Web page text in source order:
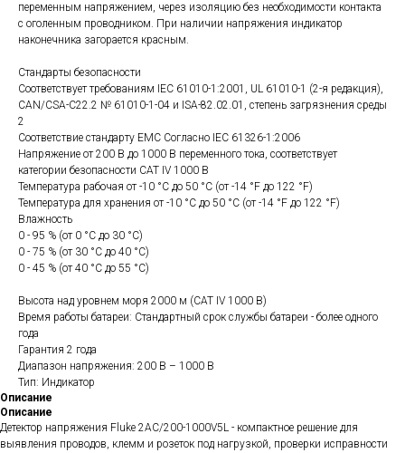
переменным напряжением, через изоляцию без необходимости контакта
с оголенным проводником. При наличии напряжения индикатор
наконечника загорается красным.
Стандарты безопасности
Соответствует требованиям IEC 61010-1:2001, UL 61010-1 (2-я редакция),
CAN/CSA-C22.2 № 61010-1-04 и ISA-82.02.01, степень загрязнения среды
2
Соответствие стандарту EMC Согласно IEC 61326-1:2006
Напряжение от 200 В до 1000 В переменного тока, соответствует
категории безопасности CAT IV 1000 В
Температура рабочая от -10 °C до 50 °C (от -14 °F до 122 °F)
Температура для хранения от -10 °C до 50 °C (от -14 °F до 122 °F)
Влажность
0 - 95 % (от 0 °C до 30 °C)
0 - 75 % (от 30 °C до 40 °C)
0 - 45 % (от 40 °C до 55 °C)
Высота над уровнем моря 2000 м (CAT IV 1000 В)
Время работы батареи: Стандартный срок службы батареи - более одного
года
Гарантия 2 года
Диапазон напряжения: 200 В – 1000 В
Тип: Индикатор
Описание
Описание
Детектор напряжения Fluke 2AC/200-1000V5L - компактное решение для
выявления проводов, клемм и розеток под нагрузкой, проверки исправности